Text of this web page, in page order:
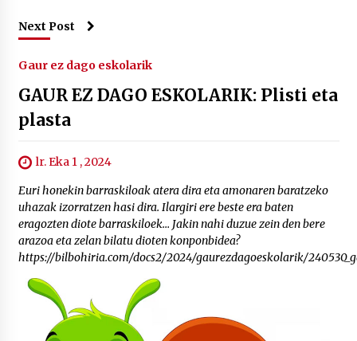
Next Post
Gaur ez dago eskolarik
GAUR EZ DAGO ESKOLARIK: Plisti eta
plasta
lr. Eka 1 , 2024
Euri honekin barraskiloak atera dira eta amonaren baratzeko
uhazak izorratzen hasi dira. Ilargiri ere beste era baten
eragozten diote barraskiloek… Jakin nahi duzue zein den bere
arazoa eta zelan bilatu dioten konponbidea?
https://bilbohiria.com/docs2/2024/gaurezdagoeskolarik/